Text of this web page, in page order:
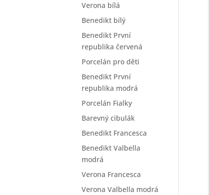
Verona bílá
Benedikt bílý
Benedikt První
republika červená
Porcelán pro děti
Benedikt První
republika modrá
Porcelán Fialky
Barevný cibulák
Benedikt Francesca
Benedikt Valbella
modrá
Verona Francesca
Verona Valbella modrá